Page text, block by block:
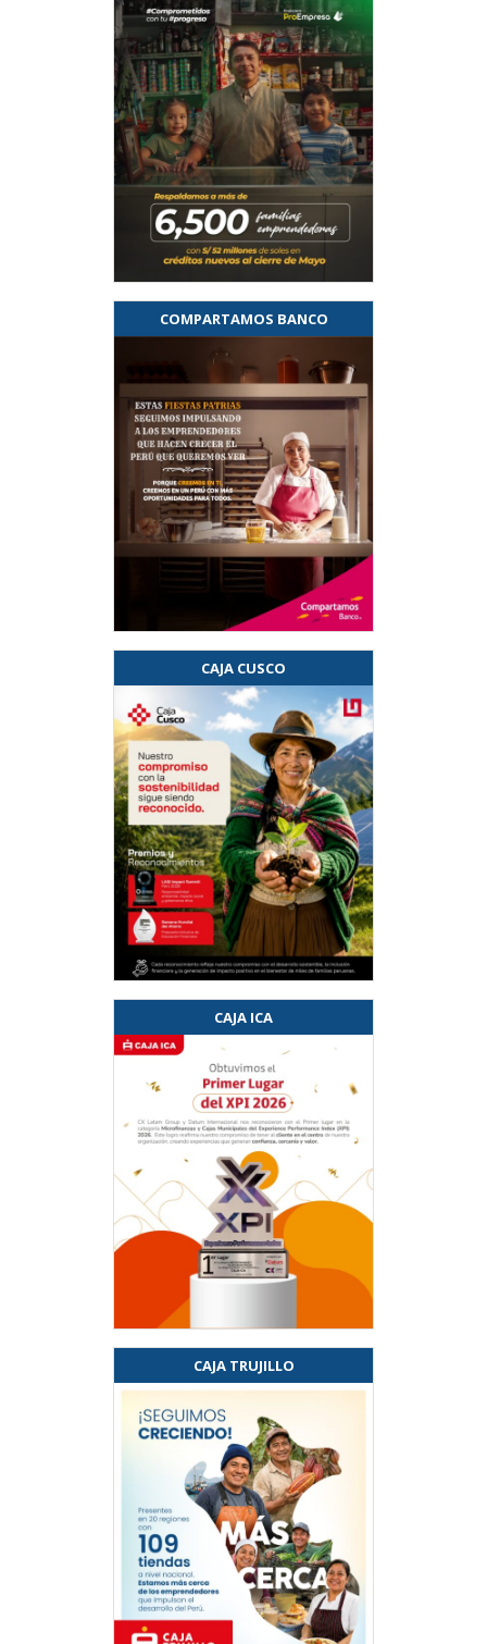
COMPARTAMOS BANCO
CAJA CUSCO
CAJA ICA
CAJA TRUJILLO